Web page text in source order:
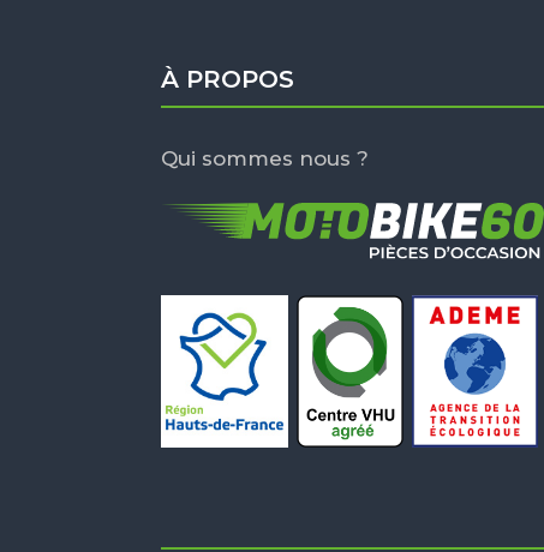
À PROPOS
Qui sommes nous ?